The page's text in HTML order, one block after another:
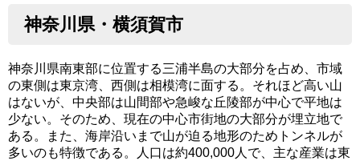
神奈川県・横須賀市
神奈川県南東部に位置する三浦半島の大部分を占め、市域
の東側は東京湾、西側は相模湾に面する。それほど高い山
はないが、中央部は山間部や急峻な丘陵部が中心で平地は
少ない。そのため、現在の中心市街地の大部分が埋立地で
ある。また、海岸沿いまで山が迫る地形のためトンネルが
多いのも特徴である。人口は約400,000人で、主な産業は東